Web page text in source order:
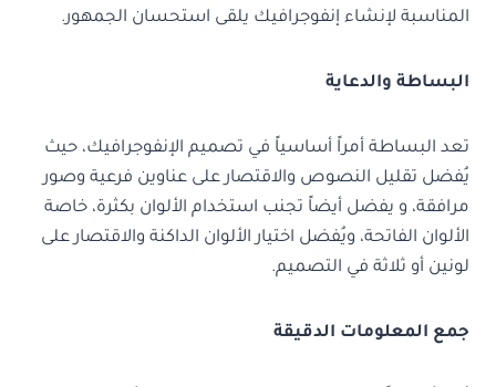
المناسبة لإنشاء إنفوجرافيك يلقى استحسان الجمهور.
البساطة والدعاية
تعد البساطة أمراً أساسياً في تصميم الإنفوجرافيك، حيث
يُفضل تقليل النصوص والاقتصار على عناوين فرعية وصور
مرافقة، و يفضل أيضاً تجنب استخدام الألوان بكثرة، خاصة
الألوان الفاتحة، ويُفضل اختيار الألوان الداكنة والاقتصار على
لونين أو ثلاثة في التصميم.
جمع المعلومات الدقيقة